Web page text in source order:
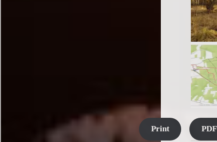
Print PDF